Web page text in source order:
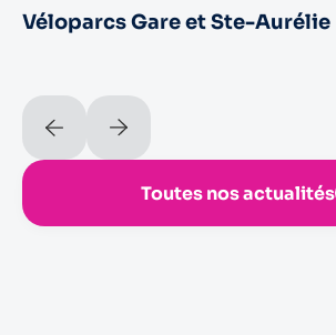
Véloparcs Gare et Ste-Aurélie
Toutes nos actualités